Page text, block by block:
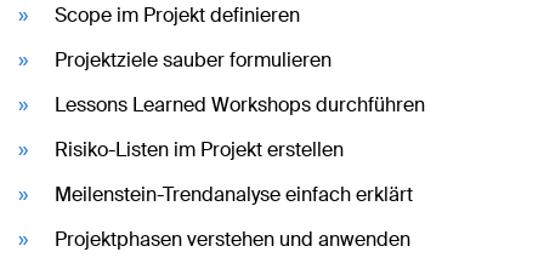
Scope im Projekt definieren
Projektziele sauber formulieren
Lessons Learned Workshops durchführen
Risiko-Listen im Projekt erstellen
Meilenstein-Trendanalyse einfach erklärt
Projektphasen verstehen und anwenden